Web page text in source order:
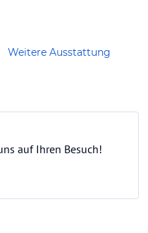
Weitere Ausstattung
auf Ihren Besuch!